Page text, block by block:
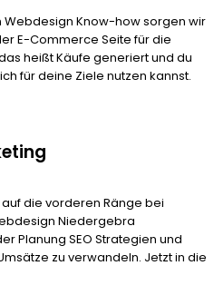
Know-how sorgen wir
E-Commerce Seite für die
heißt Käufe generiert und du
für deine Ziele nutzen kannst.
die vorderen Ränge bei
Niedergebra
Planung SEO Strategien und
zu verwandeln. Jetzt in die